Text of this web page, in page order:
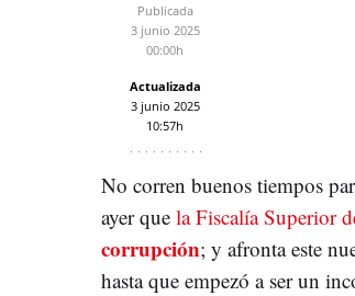
Publicada
3 junio 2025
00:00h
Actualizada
3 junio 2025
10:57h
No corren buenos tiempos
ayer que la Fiscalía Superior
corrupción; y afronta este
hasta que empezó a ser un